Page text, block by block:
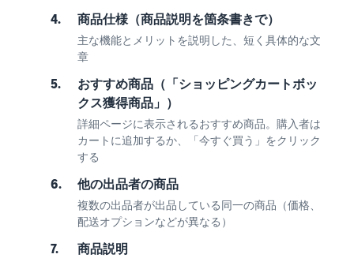
4. 商品仕様（商品説明を箇条書きで）
主な機能とメリットを説明した、短く具体的な文
章
5.
おすすめ商品（「ショッピングカートボッ
クス獲得商品」）
詳細ページに表示されるおすすめ商品。購入者は
カートに追加するか、「今すぐ買う」をクリック
する
6. 他の出品者の商品
複数の出品者が出品している同一の商品（価格、
配送オプションなどが異なる）
7. 商品説明